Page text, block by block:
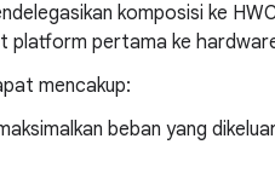
komposisi ke
platform pertama ke
mencakup:
beban yang